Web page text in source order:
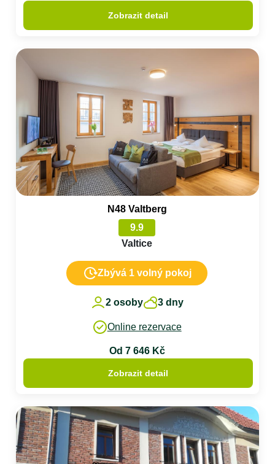
Zobrazit detail
N48 Valtberg
9.9
Valtice
Zbývá 1 volný pokoj
2 osoby 3 dny
Online rezervace
Od 7 646 Kč
Zobrazit detail